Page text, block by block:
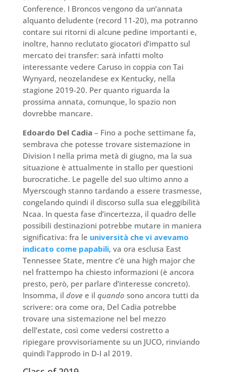
Conference. I Broncos vengono da un’annata
alquanto deludente (record 11-20), ma potranno
contare sui ritorni di alcune pedine importanti e,
inoltre, hanno reclutato giocatori d’impatto sul
mercato dei transfer: sarà infatti molto
interessante vedere Caruso in coppia con Tai
Wynyard, neozelandese ex Kentucky, nella
stagione 2019-20. Per quanto riguarda la
prossima annata, comunque, lo spazio non
dovrebbe mancare.
Edoardo Del Cadia– Fino a poche settimane fa,
sembrava che potesse trovare sistemazione in
Division I nella prima metà di giugno, ma la sua
situazione è attualmente in stallo per questioni
burocratiche. Le pagelle del suo ultimo anno a
Myerscough stanno tardando a essere trasmesse,
congelando quindi il discorso sulla sua eleggibilità
Ncaa. In questa fase d’incertezza, il quadro delle
possibili destinazioni potrebbe mutare in maniera
significativa: fra le università che vi avevamo
indicato come papabili, va ora esclusa East
Tennessee State, mentre c’è una high major che
nel frattempo ha chiesto informazioni (è ancora
presto, però, per parlare d’interesse concreto).
Insomma, il dovee il quando sono ancora tutti da
scrivere: ora come ora, Del Cadia potrebbe
trovare una sistemazione nel bel mezzo
dell’estate, così come vedersi costretto a
ripiegare provvisoriamente su un JUCO, rinviando
quindi l’approdo in D-I al 2019.